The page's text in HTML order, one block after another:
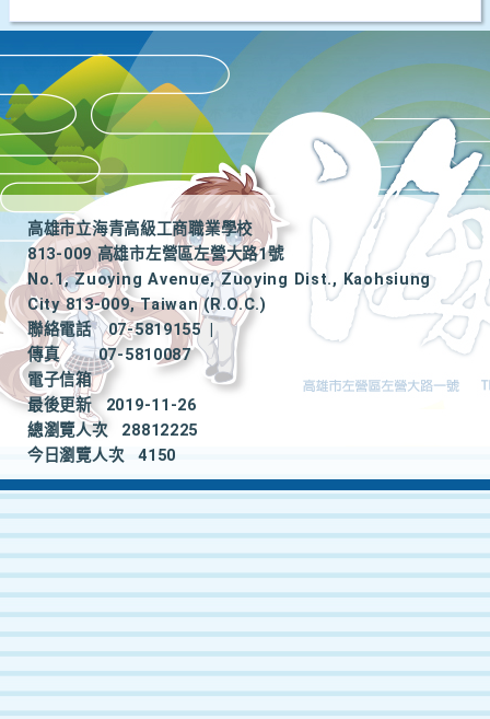
高雄市立海青高級工商職業學校
813-009 高雄市左營區左營大路1號
No.1, Zuoying Avenue, Zuoying Dist., Kaohsiung
City 813-009, Taiwan (R.O.C.)
聯絡電話
07-5819155
|
傳真
07-5810087
電子信箱
最後更新
2019-11-26
總瀏覽人次
28812225
今日瀏覽人次
4150